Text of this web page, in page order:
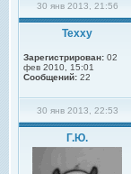
30 янв 2013, 21:56
Texxy
Зарегистрирован: 02
фев 2010, 15:01
Сообщений: 22
30 янв 2013, 22:53
Г.Ю.